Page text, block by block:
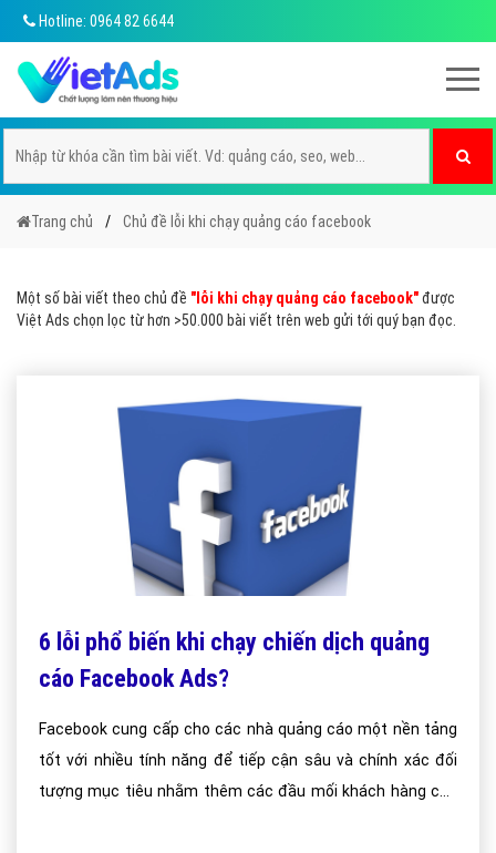
Hotline: 0964 82 6644
Trang chủ Chủ đề lỗi khi chạy quảng cáo facebook
Một số bài viết theo chủ đề "lỗi khi chạy quảng cáo facebook"được
Việt Ads chọn lọc từ hơn >50.000 bài viết trên web gửi tới quý bạn đọc.
6 lỗi phổ biến khi chạy chiến dịch quảng
cáo Facebook Ads?
Facebook cung cấp cho các nhà quảng cáo một nền tảng
tốt với nhiều tính năng để tiếp cận sâu và chính xác đối
tượng mục tiêu nhằm thêm các đầu mối khách hàng của